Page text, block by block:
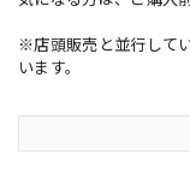
※店頭販売と並行して
います。